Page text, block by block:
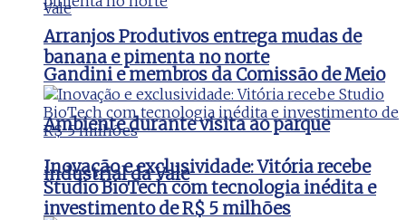
Gandini e membros da Comissão de Meio
Ambiente durante visita ao parque
industrial da Vale
Arranjos Produtivos entrega mudas de
banana e pimenta no norte
Inovação e exclusividade: Vitória recebe
Studio BioTech com tecnologia inédita e
investimento de R$ 5 milhões